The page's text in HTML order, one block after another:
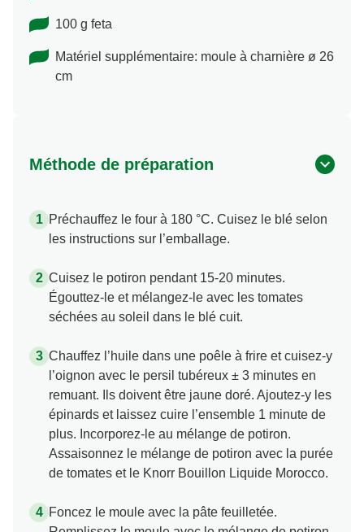
100 g feta
Matériel supplémentaire: moule à charnière ø 26
cm
Méthode de préparation
Préchauffez le four à 180 °C. Cuisez le blé selon
les instructions sur l’emballage.
Cuisez le potiron pendant 15-20 minutes.
Égouttez-le et mélangez-le avec les tomates
séchées au soleil dans le blé cuit.
Chauffez l’huile dans une poêle à frire et cuisez-y
l’oignon avec le persil tubéreux ± 3 minutes en
remuant. Ils doivent être jaune doré. Ajoutez-y les
épinards et laissez cuire l’ensemble 1 minute de
plus. Incorporez-le au mélange de potiron.
Assaisonnez le mélange de potiron avec la purée
de tomates et le Knorr Bouillon Liquide Morocco.
Foncez le moule avec la pâte feuilletée.